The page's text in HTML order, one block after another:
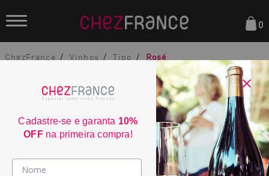
0
ChezFrance Vinhos Tipo Rosé
Cadastre-se e garanta 10%
OFFna primeira compra!